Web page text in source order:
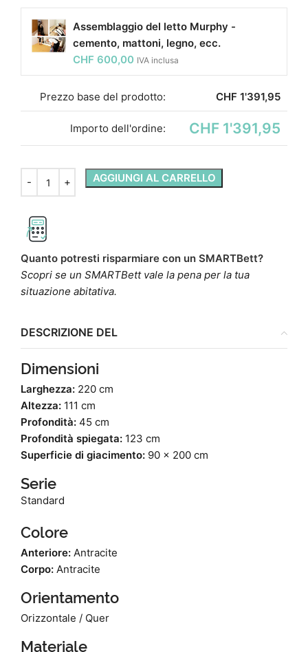
Assemblaggio del letto Murphy -
cemento, mattoni, legno, ecc.
CHF 600,00 IVA inclusa
Prezzo base del prodotto: CHF 1'391,95
Importo dell'ordine: CHF 1'391,95
AGGIUNGI AL CARRELLO
Quanto potresti risparmiare con un SMARTBett?
Scopri se un SMARTBett vale la pena per la tua
situazione abitativa.
DESCRIZIONE DEL
Dimensioni
Larghezza: 220 cm
Altezza: 111 cm
Profondità: 45 cm
Profondità spiegata: 123 cm
Superficie di giacimento: 90 x 200 cm
Serie
Standard
Colore
Anteriore: Antracite
Corpo: Antracite
Orientamento
Orizzontale / Quer
Materiale